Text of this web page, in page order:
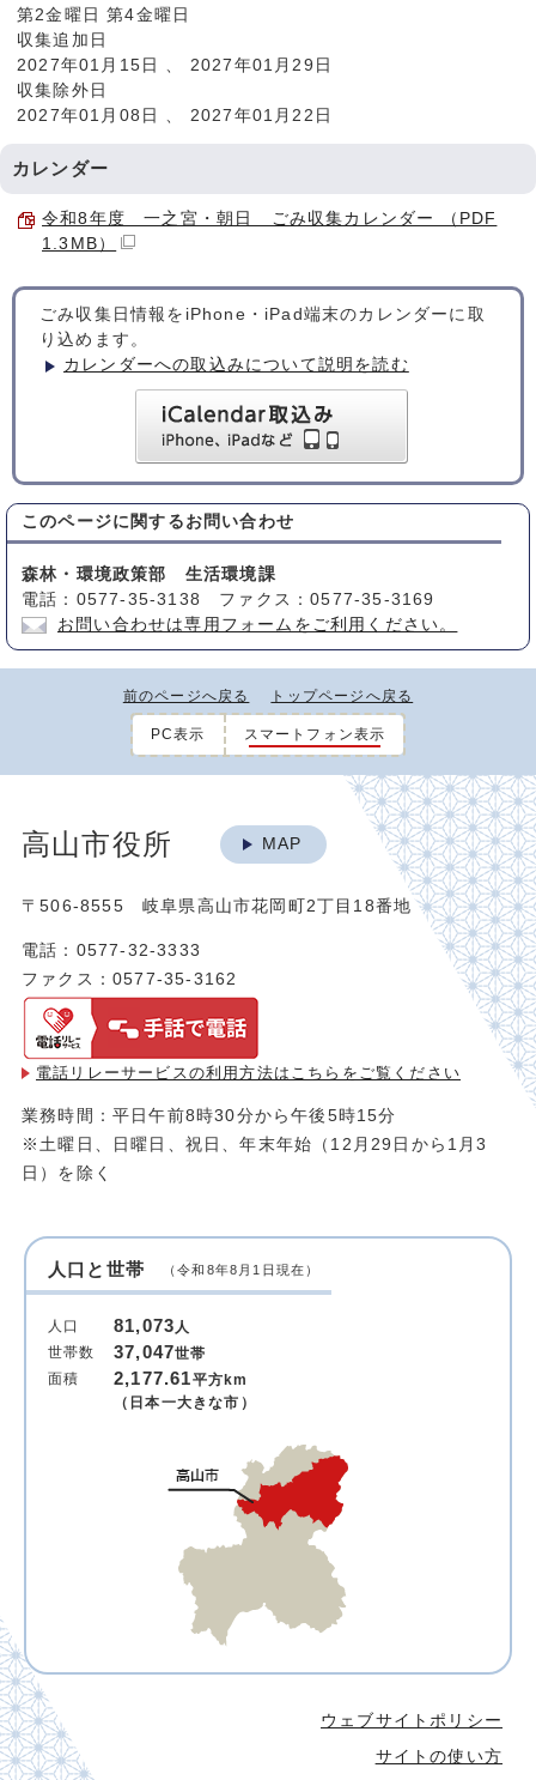
第2金曜日 第4金曜日
収集追加日
2027年01月15日 、 2027年01月29日
収集除外日
2027年01月08日 、 2027年01月22日
カレンダー
令和8年度 一之宮・朝日 ごみ収集カレンダー （PDF
1.3MB）
ごみ収集日情報をiPhone・iPad端末のカレンダーに取
り込めます。
カレンダーへの取込みについて説明を読む
このページに関する お問い合わせ
森林・環境政策部 生活環境課
電話：0577-35-3138 ファクス：0577-35-3169
お問い合わせは専用フォームをご利用ください。
前のページへ戻る トップページへ戻る
PC表示 スマートフォン表示
高山市役所 MAP
〒506-8555 岐阜県高山市花岡町2丁目18番地
電話：0577-32-3333
ファクス：0577-35-3162
電話リレーサービスの利用方法は こちらをご覧ください
業務時間：平日午前8時30分から午後5時15分
※土曜日、日曜日、祝日、年末年始（12月29日から1月3
日）を除く
人口と世帯 （令和8年8月1日現在）
人口 81,073人
世帯数
37,047世帯
面積
2,177.61平方km
（日本一大きな市）
ウェブサイトポリシー
サイトの使い方